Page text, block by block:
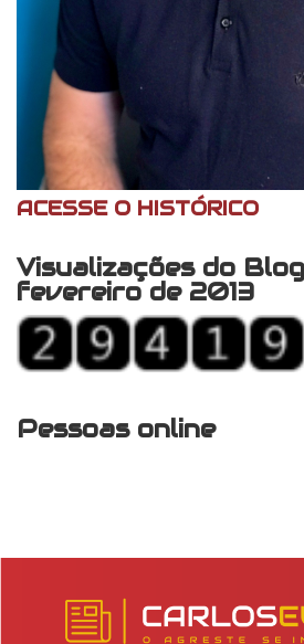
ACESSE O HISTÓRICO
Visualizações do
fevereiro de 2013
Pessoas online